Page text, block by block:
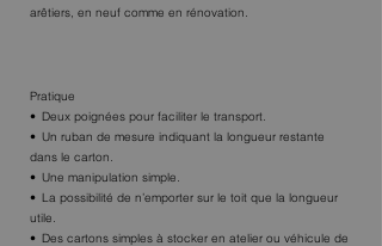
arêtiers, en neuf comme en rénovation.
Pratique
Deux poignées pour faciliter le transport.
Un ruban de mesure indiquant la longueur restante
dans le carton.
Une manipulation simple.
La possibilité de n’emporter sur le toit que la longueur
utile.
Des cartons simples à stocker en atelier ou véhicule de